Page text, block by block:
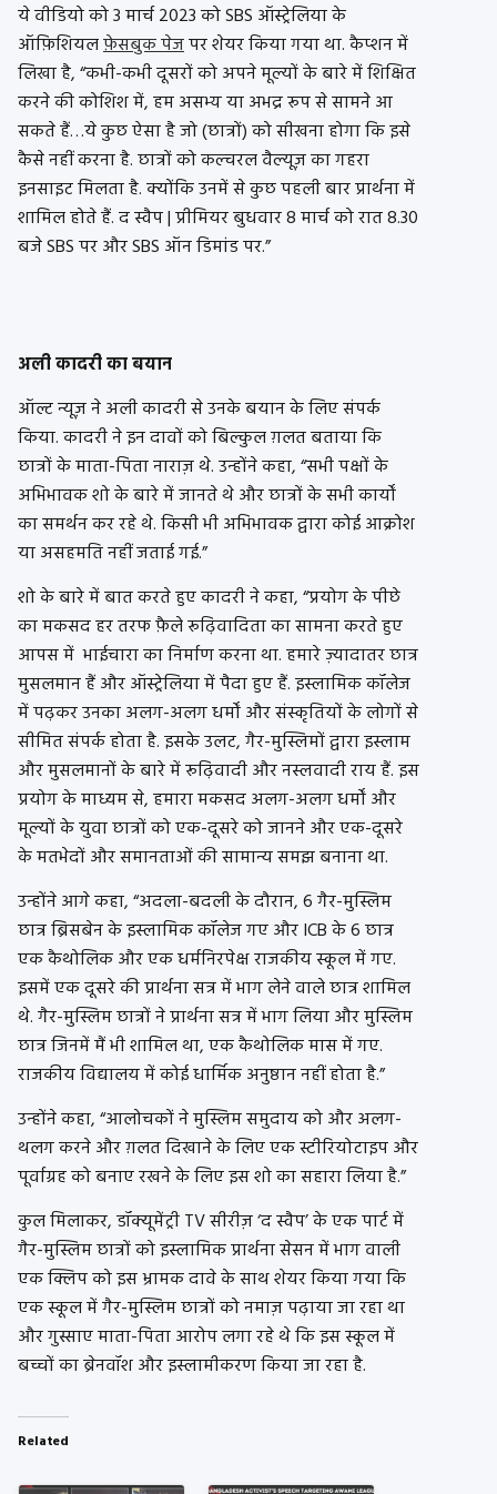
ये वीडियो को 3 मार्च 2023 को SBS ऑस्ट्रेलिया के
ऑफ़िशियलफ़ेसबुक पेजपर शेयर किया गया था. कैप्शन में
लिखा है, “कभी-कभी दूसरों को अपने मूल्यों के बारे में शिक्षित
करने की कोशिश में, हम असभ्य या अभद्र रूप से सामने आ
सकते हैं…ये कुछ ऐसा है जो (छात्रों) को सीखना होगा कि इसे
कैसे नहीं करना है. छात्रों को कल्चरल वैल्यूज़ का गहरा
इनसाइट मिलता है. क्योंकि उनमें से कुछ पहली बार प्रार्थना में
शामिल होते हैं. द स्वैप | प्रीमियर बुधवार 8 मार्च को रात 8.30
बजे SBS पर और SBS ऑन डिमांड पर.”
अली कादरी का बयान
ऑल्ट न्यूज़ ने अली कादरी से उनके बयान के लिए संपर्क
किया. कादरी ने इन दावों को बिल्कुल ग़लत बताया कि
छात्रों के माता-पिता नाराज़ थे. उन्होंने कहा, “सभी पक्षों के
अभिभावक शो के बारे में जानते थे और छात्रों के सभी कार्यों
का समर्थन कर रहे थे. किसी भी अभिभावक द्वारा कोई आक्रोश
या असहमति नहीं जताई गई.”
शो के बारे में बात करते हुए कादरी ने कहा, “प्रयोग के पीछे
का मकसद हर तरफ फ़ैले रूढ़िवादिता का सामना करते हुए
आपस में भाईचारा का निर्माण करना था. हमारे ज़्यादातर छात्र
मुसलमान हैं और ऑस्ट्रेलिया में पैदा हुए हैं. इस्लामिक कॉलेज
में पढ़कर उनका अलग-अलग धर्मों और संस्कृतियों के लोगों से
सीमित संपर्क होता है. इसके उलट, गैर-मुस्लिमों द्वारा इस्लाम
और मुसलमानों के बारे में रूढ़िवादी और नस्लवादी राय हैं. इस
प्रयोग के माध्यम से, हमारा मकसद अलग-अलग धर्मों और
मूल्यों के युवा छात्रों को एक-दूसरे को जानने और एक-दूसरे
के मतभेदों और समानताओं की सामान्य समझ बनाना था.
उन्होंने आगे कहा, “अदला-बदली के दौरान, 6 गैर-मुस्लिम
छात्र ब्रिसबेन के इस्लामिक कॉलेज गए और ICB के 6 छात्र
एक कैथोलिक और एक धर्मनिरपेक्ष राजकीय स्कूल में गए.
इसमें एक दूसरे की प्रार्थना सत्र में भाग लेने वाले छात्र शामिल
थे. गैर-मुस्लिम छात्रों ने प्रार्थना सत्र में भाग लिया और मुस्लिम
छात्र जिनमें मैं भी शामिल था, एक कैथोलिक मास में गए.
राजकीय विद्यालय में कोई धार्मिक अनुष्ठान नहीं होता है.”
उन्होंने कहा, “आलोचकों ने मुस्लिम समुदाय को और अलग-
थलग करने और ग़लत दिखाने के लिए एक स्टीरियोटाइप और
पूर्वाग्रह को बनाए रखने के लिए इस शो का सहारा लिया है.”
कुल मिलाकर, डॉक्यूमेंट्री TV सीरीज़ ‘द स्वैप’ के एक पार्ट में
गैर-मुस्लिम छात्रों को इस्लामिक प्रार्थना सेसन में भाग वाली
एक क्लिप को इस भ्रामक दावे के साथ शेयर किया गया कि
एक स्कूल में गैर-मुस्लिम छात्रों को नमाज़ पढ़ाया जा रहा था
और गुस्साए माता-पिता आरोप लगा रहे थे कि इस स्कूल में
बच्चों का ब्रेनवॉश और इस्लामीकरण किया जा रहा है.
Related